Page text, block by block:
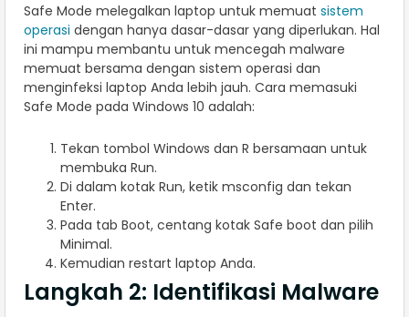
Safe Mode melegalkan laptop untuk memuat sistem
operasi dengan hanya dasar-dasar yang diperlukan. Hal
ini mampu membantu untuk mencegah malware
memuat bersama dengan sistem operasi dan
menginfeksi laptop Anda lebih jauh. Cara memasuki
Safe Mode pada Windows 10 adalah:
Tekan tombol Windows dan R bersamaan untuk
membuka Run.
Di dalam kotak Run, ketik msconfig dan tekan
Enter.
Pada tab Boot, centang kotak Safe boot dan pilih
Minimal.
Kemudian restart laptop Anda.
Langkah 2: Identifikasi Malware